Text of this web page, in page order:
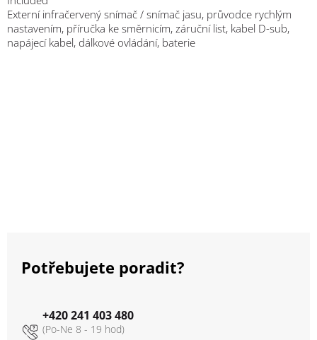
Externí infračervený snímač / snímač jasu, průvodce rychlým
nastavením, příručka ke směrnicím, záruční list, kabel D-sub,
napájecí kabel, dálkové ovládání, baterie
Potřebujete poradit?
+420 241 403 480